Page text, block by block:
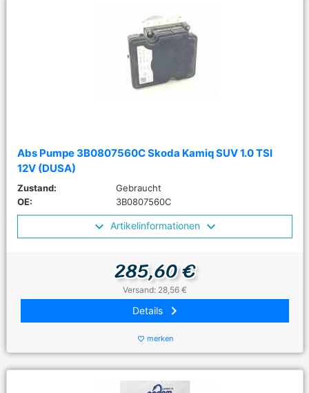
Abs Pumpe 3B0807560C Skoda Kamiq SUV 1.0 TSI
12V (DUSA)
Zustand:
Gebraucht
OE:
3B0807560C
Artikelinformationen
285,60 €
Versand: 28,56 €
Details keyboard_arrow_right
favorite_border merken